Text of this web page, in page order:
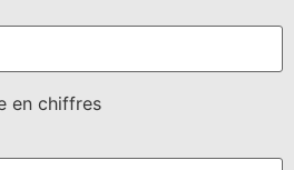
en chiffres